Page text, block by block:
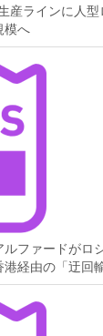
産ラインに人
模へ
ファードがロ
経由の「迂回